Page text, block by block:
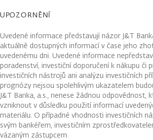
UPOZORNĚNÍ
Uvedené informace představují názor J&T
aktuálně dostupných informací v čase jeho
uvedenému dni. Uvedené informace
poradenství, investiční doporučení k nákupu či
investičních nástrojů ani analýzu investičních
prognózy nejsou spolehlivým ukazatelem
J&T Banka, a.s., nenese žádnou odpovědnost,
vzniknout v důsledku použití informací
materiálu. O případné vhodnosti investičních
svým bankéřem, investičním
vázaným zástupcem.